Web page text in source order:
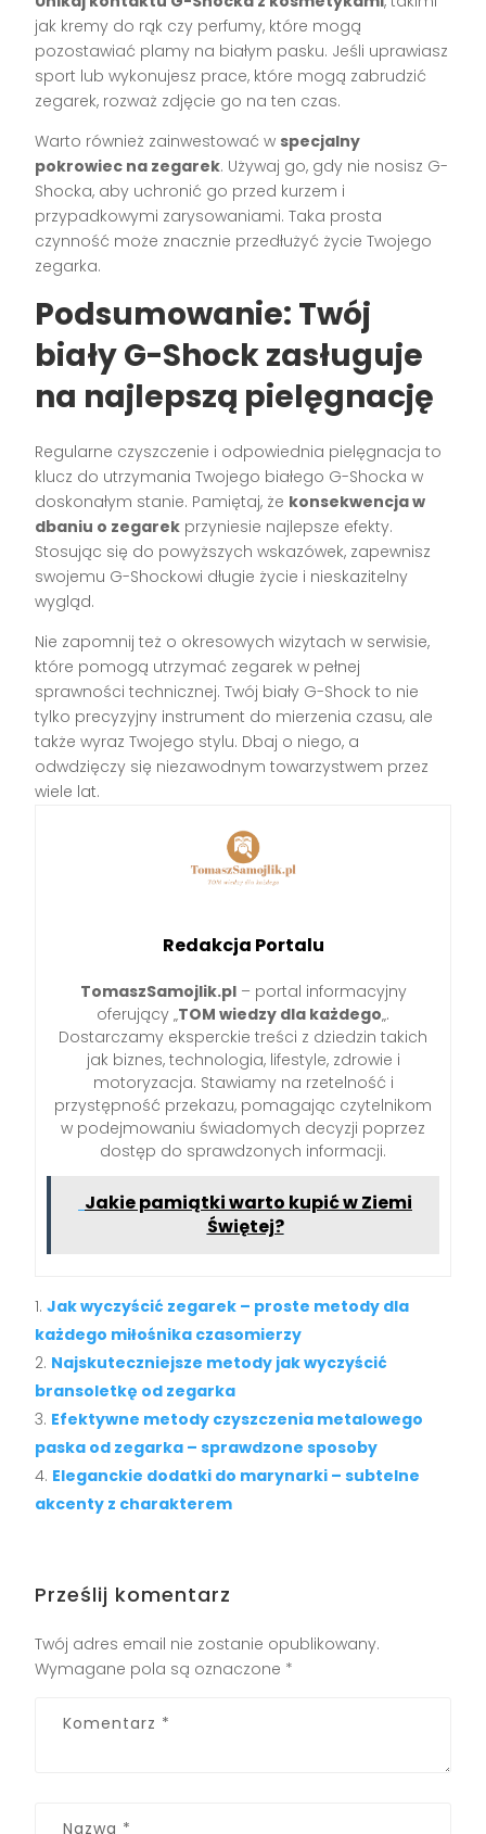
jak kremy do rąk czy perfumy, które mogą
pozostawiać plamy na białym pasku. Jeśli uprawiasz
sport lub wykonujesz prace, które mogą zabrudzić
zegarek, rozważ zdjęcie go na ten czas.
Warto również zainwestować w specjalny
pokrowiec na zegarek. Używaj go, gdy nie nosisz G-
Shocka, aby uchronić go przed kurzem i
przypadkowymi zarysowaniami. Taka prosta
czynność może znacznie przedłużyć życie Twojego
zegarka.
Podsumowanie: Twój
biały G-Shock zasługuje
na najlepszą pielęgnację
Regularne czyszczenie i odpowiednia pielęgnacja to
klucz do utrzymania Twojego białego G-Shocka w
doskonałym stanie. Pamiętaj, że konsekwencja w
dbaniu o zegarek przyniesie najlepsze efekty.
Stosując się do powyższych wskazówek, zapewnisz
swojemu G-Shockowi długie życie i nieskazitelny
wygląd.
Nie zapomnij też o okresowych wizytach w serwisie,
które pomogą utrzymać zegarek w pełnej
sprawności technicznej. Twój biały G-Shock to nie
tylko precyzyjny instrument do mierzenia czasu, ale
także wyraz Twojego stylu. Dbaj o niego, a
odwdzięczy się niezawodnym towarzystwem przez
wiele lat.
Redakcja Portalu
TomaszSamojlik.pl– portal informacyjny
oferujący „TOM wiedzy dla każdego„.
Dostarczamy eksperckie treści z dziedzin takich
jak biznes, technologia, lifestyle, zdrowie i
motoryzacja. Stawiamy na rzetelność i
przystępność przekazu, pomagając czytelnikom
w podejmowaniu świadomych decyzji poprzez
dostęp do sprawdzonych informacji.
Jakie pamiątki warto kupić w Ziemi
Świętej?
Jak wyczyścić zegarek – proste metody dla
każdego miłośnika czasomierzy
Najskuteczniejsze metody jak wyczyścić
bransoletkę od zegarka
Efektywne metody czyszczenia metalowego
paska od zegarka – sprawdzone sposoby
Eleganckie dodatki do marynarki – subtelne
akcenty z charakterem
Prześlij komentarz
Twój adres email nie zostanie opublikowany.
Wymagane pola są oznaczone *